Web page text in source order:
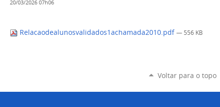
20/03/2026 07h06
Relacaodealunosvalidados1achamada2010.pdf — 556 KB
Voltar para o topo